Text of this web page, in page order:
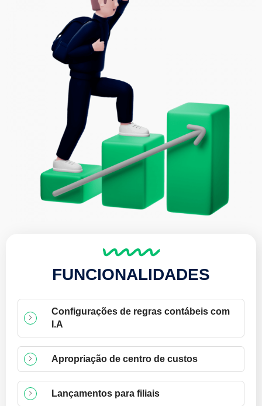
FUNCIONALIDADES
Configurações de regras contábeis com
I.A
Apropriação de centro de custos
Lançamentos para filiais